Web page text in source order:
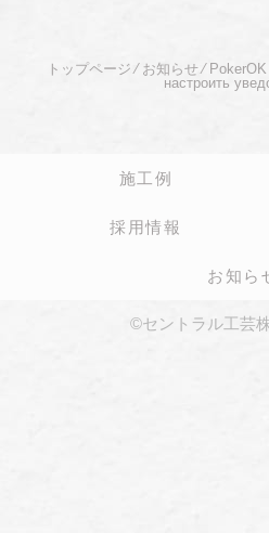
トップページ ⁄ お知らせ⁄
настроить
施工例
採用情報
お知ら
©セントラル工芸